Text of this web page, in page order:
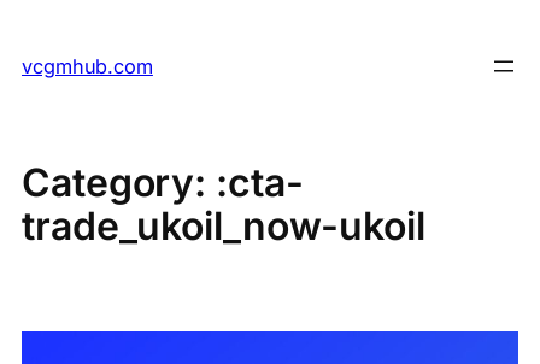
content
vcgmhub.com
Category: :cta-
trade_ukoil_now-ukoil